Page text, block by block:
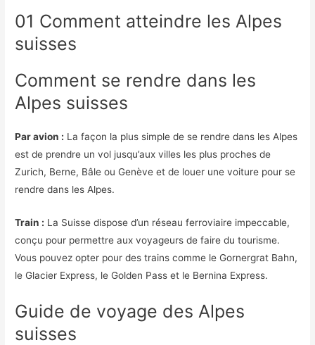
01 Comment atteindre les Alpes
suisses
Comment se rendre dans les
Alpes suisses
Par avion : La façon la plus simple de se rendre dans les Alpes
est de prendre un vol jusqu’aux villes les plus proches de
Zurich, Berne, Bâle ou Genève et de louer une voiture pour se
rendre dans les Alpes.
Train : La Suisse dispose d’un réseau ferroviaire impeccable,
conçu pour permettre aux voyageurs de faire du tourisme.
Vous pouvez opter pour des trains comme le Gornergrat Bahn,
le Glacier Express, le Golden Pass et le Bernina Express.
Guide de voyage des Alpes
suisses